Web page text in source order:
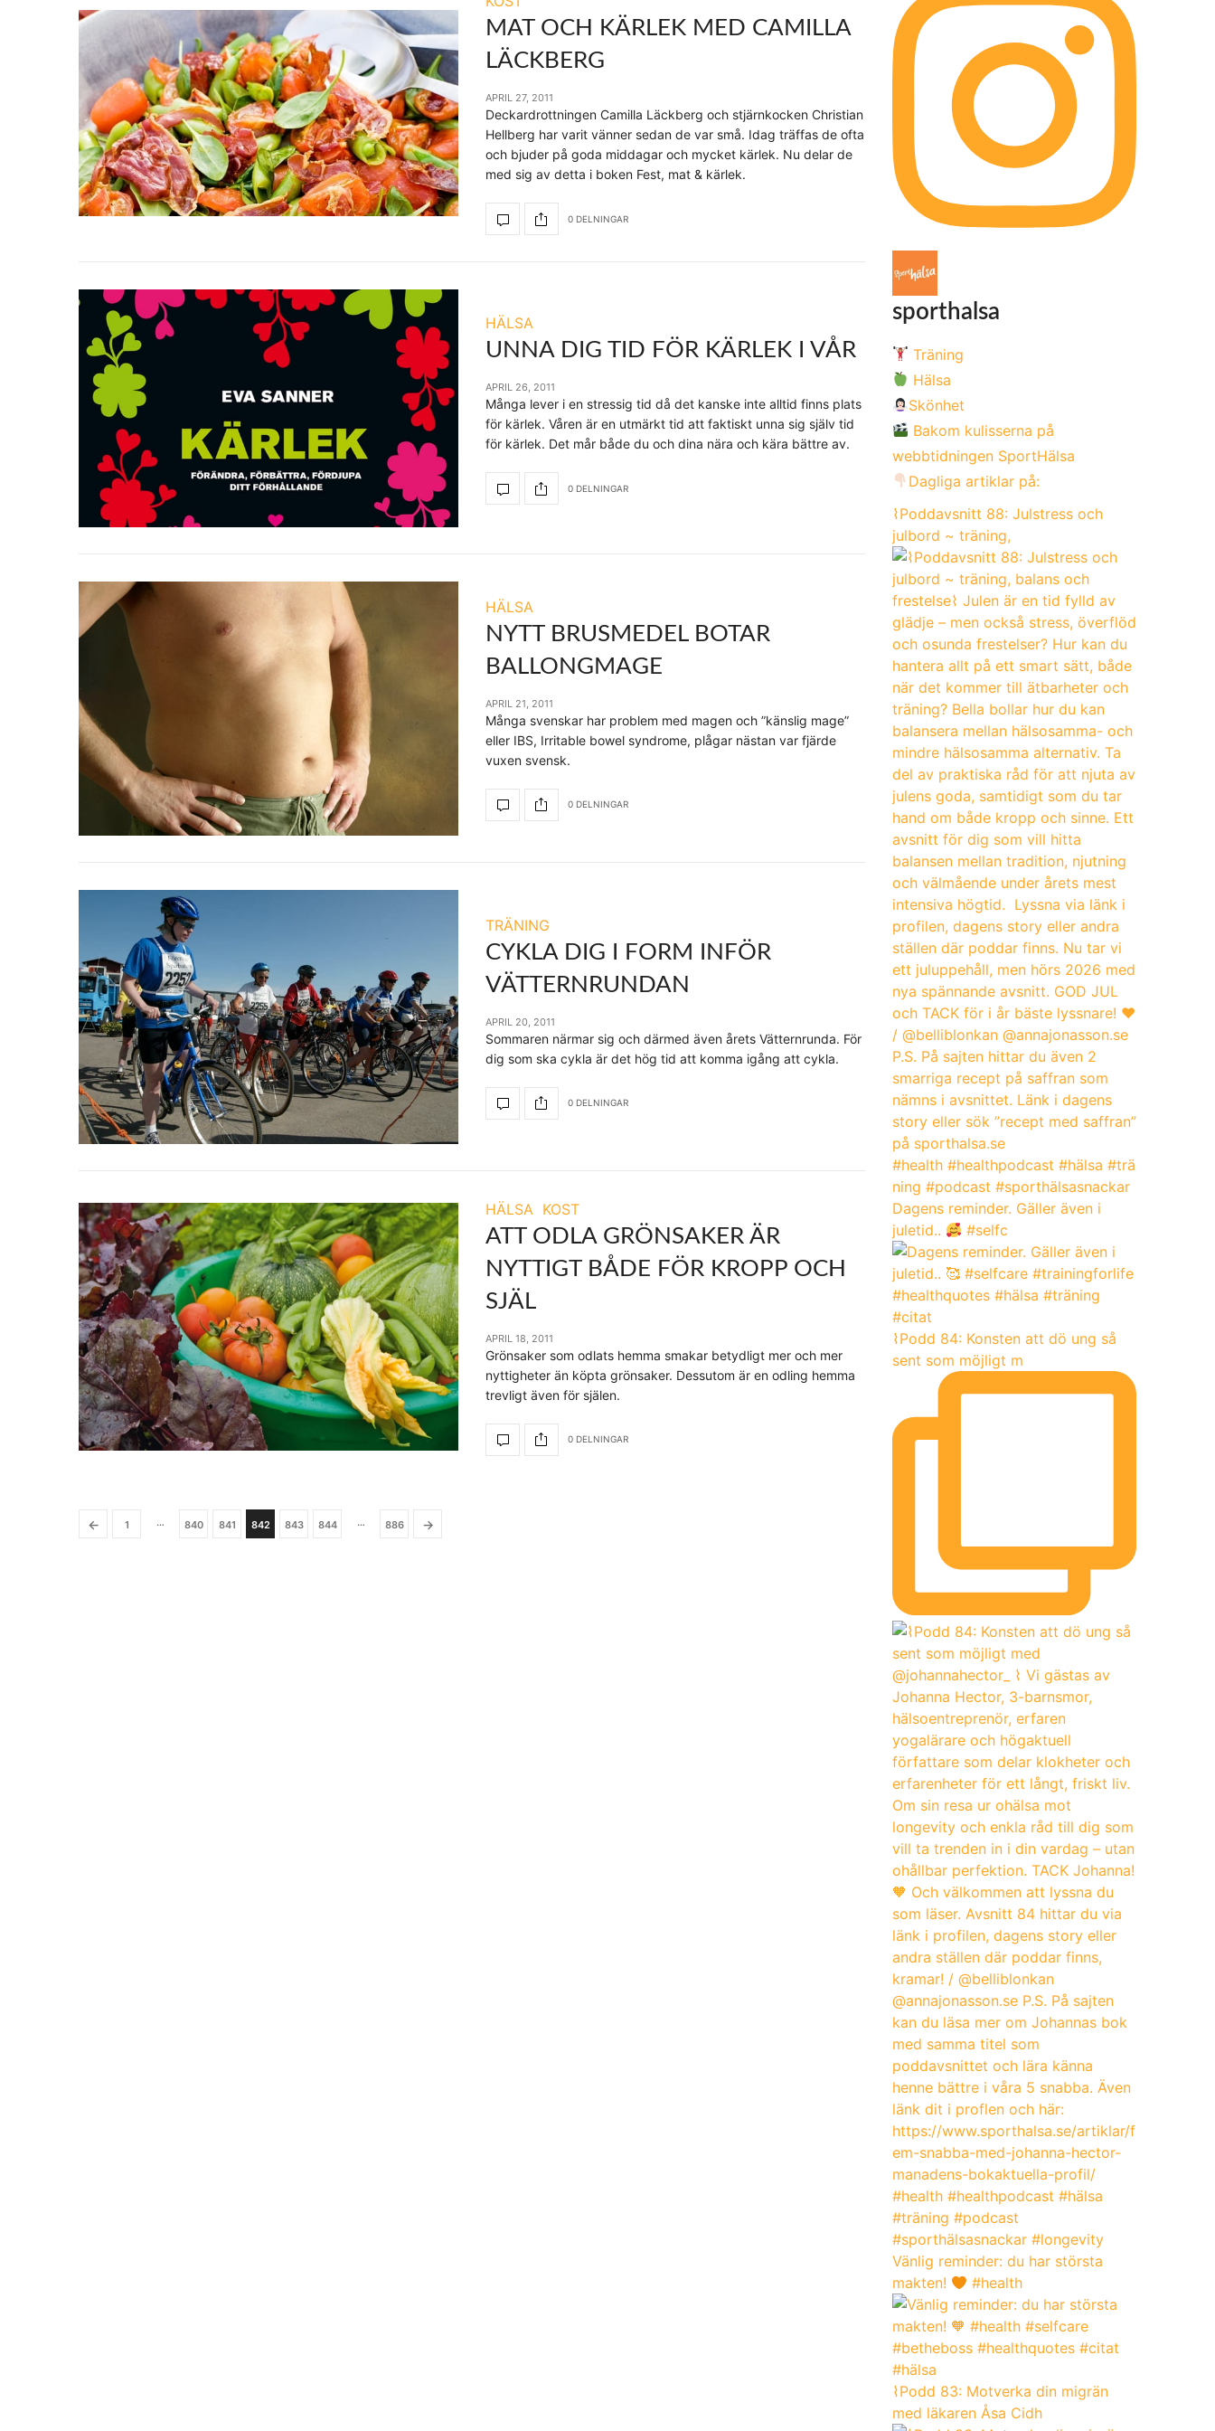
MAT OCH KÄRLEK MED CAMILLA
LÄCKBERG
APRIL 27, 2011
Deckardrottningen Camilla Läckberg och stjärnkocken Christian
Hellberg har varit vänner sedan de var små. Idag träffas de ofta
och bjuder på goda middagar och mycket kärlek. Nu delar de
med sig av detta i boken Fest, mat & kärlek.
0 DELNINGAR
HÄLSA
UNNA DIG TID FÖR KÄRLEK I VÅR
APRIL 26, 2011
Många lever i en stressig tid då det kanske inte alltid finns plats
för kärlek. Våren är en utmärkt tid att faktiskt unna sig själv tid
för kärlek. Det mår både du och dina nära och kära bättre av.
0 DELNINGAR
HÄLSA
NYTT BRUSMEDEL BOTAR
BALLONGMAGE
APRIL 21, 2011
Många svenskar har problem med magen och ”känslig mage”
eller IBS, Irritable bowel syndrome, plågar nästan var fjärde
vuxen svensk.
0 DELNINGAR
TRÄNING
CYKLA DIG I FORM INFÖR
VÄTTERNRUNDAN
APRIL 20, 2011
Sommaren närmar sig och därmed även årets Vätternrunda. För
dig som ska cykla är det hög tid att komma igång att cykla.
0 DELNINGAR
HÄLSA KOST
ATT ODLA GRÖNSAKER ÄR
NYTTIGT BÅDE FÖR KROPP OCH
SJÄL
APRIL 18, 2011
Grönsaker som odlats hemma smakar betydligt mer och mer
nyttigheter än köpta grönsaker. Dessutom är en odling hemma
trevligt även för själen.
0 DELNINGAR
← 1 … 840 841 842 843 844 … 886 →
sporthalsa
Träning
Hälsa
Skönhet
Bakom kulisserna på
webbtidningen SportHälsa
Dagliga artiklar på:
⌇Poddavsnitt 88: Julstress och
julbord ~ träning,
Dagens reminder. Gäller även i
juletid..
#selfc
⌇Podd 84: Konsten att dö ung så
sent som möjligt m
Vänlig reminder: du har största
makten!
#health
⌇Podd 83: Motverka din migrän
med läkaren Åsa Cidh